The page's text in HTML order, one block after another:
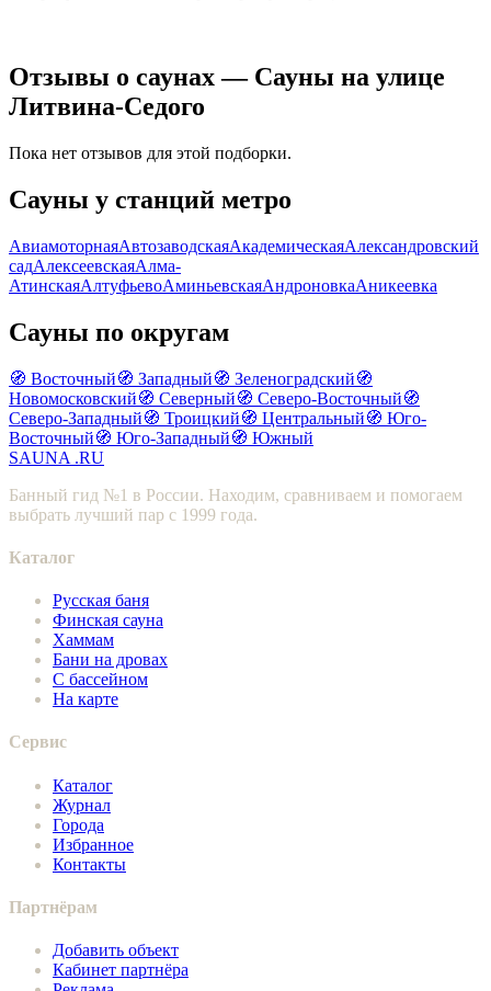
Отзывы о саунах — Сауны на улице
Литвина-Седого
Пока нет отзывов для этой подборки.
Сауны у станций метро
АвиамоторнаяАвтозаводскаяАкадемическаяАлександровский
садАлексеевскаяАлма-
АтинскаяАлтуфьевоАминьевскаяАндроновкаАникеевка
Сауны по округам
🧭 Восточный🧭 Западный🧭 Зеленоградский🧭
Новомосковский🧭 Северный🧭 Северо-Восточный🧭
Северо-Западный🧭 Троицкий🧭 Центральный🧭 Юго-
Восточный🧭 Юго-Западный🧭 Южный
SAUNA .RU
Банный гид №1 в России. Находим, сравниваем и помогаем
выбрать лучший пар с 1999 года.
Каталог
Русская баня
Финская сауна
Хаммам
Бани на дровах
С бассейном
На карте
Сервис
Каталог
Журнал
Города
Избранное
Контакты
Партнёрам
Добавить объект
Кабинет партнёра